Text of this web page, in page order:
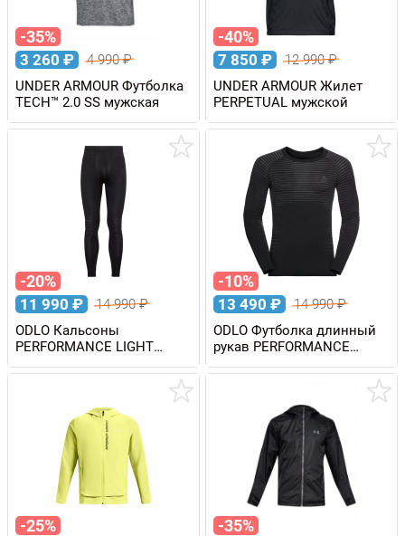
-35%
3 260 ₽ 4 990₽
UNDER ARMOUR Футболка
TECH™ 2.0 SS мужская
-40%
7 850 ₽ 12 990₽
UNDER ARMOUR Жилет
PERPETUAL мужской
-20%
11 990 ₽ 14 990₽
ODLO Кальсоны
PERFORMANCE LIGHT
мужские
-10%
13 490 ₽ 14 990₽
ODLO Футболка длинный
рукав PERFORMANCE
LIGHT мужская
-25% -35%